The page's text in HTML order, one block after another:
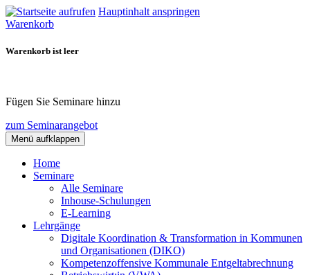
Hauptinhalt anspringen
Warenkorb
Warenkorb ist leer
Fügen Sie Seminare hinzu
zum Seminarangebot
Menü aufklappen
Home
Seminare
Alle Seminare
Inhouse-Schulungen
E-Learning
Lehrgänge
Digitale Koordination & Transformation in Kommunen
und Organisationen (DIKO)
Kompetenzoffensive Kommunale Entgeltabrechnung